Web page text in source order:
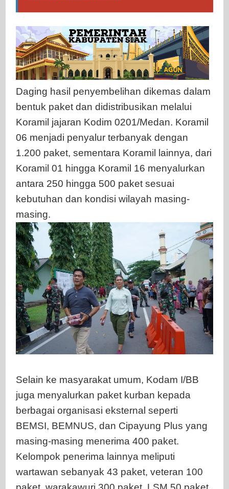
Daging hasil penyembelihan dikemas dalam
bentuk paket dan didistribusikan melalui
Koramil jajaran Kodim 0201/Medan. Koramil
06 menjadi penyalur terbanyak dengan
1.200 paket, sementara Koramil lainnya, dari
Koramil 01 hingga Koramil 16 menyalurkan
antara 250 hingga 500 paket sesuai
kebutuhan dan kondisi wilayah masing-
masing.
Selain ke masyarakat umum, Kodam I/BB
juga menyalurkan paket kurban kepada
berbagai organisasi eksternal seperti
BEMSI, BEMNUS, dan Cipayung Plus yang
masing-masing menerima 400 paket.
Kelompok penerima lainnya meliputi
wartawan sebanyak 43 paket, veteran 100